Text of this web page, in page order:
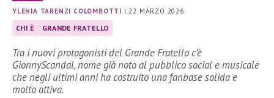
YLENIA TARENZI COLOMBOTTI |22 MARZO 2026
CHI È GRANDE FRATELLO
Tra i nuovi protagonisti del Grande Fratello c’è
GionnyScandal, nome già noto al pubblico social e musicale
che negli ultimi anni ha costruito una fanbase solida e
molto attiva.